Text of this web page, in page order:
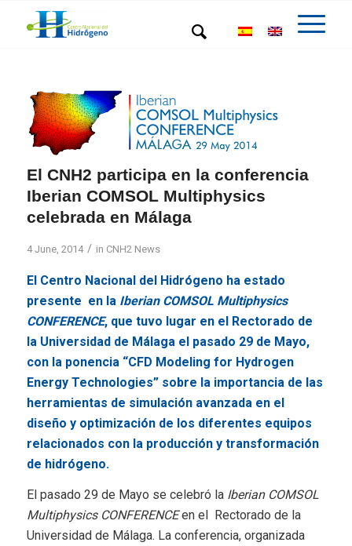
El CNH2 participa en la conferencia
Iberian COMSOL Multiphysics
celebrada en Málaga
4 June, 2014 / in CNH2 News
El Centro Nacional del Hidrógeno ha estado
presente en la Iberian COMSOL Multiphysics
CONFERENCE, que tuvo lugar en el Rectorado de
la Universidad de Málaga el pasado 29 de Mayo,
con la ponencia “CFD Modeling for Hydrogen
Energy Technologies” sobre la importancia de las
herramientas de simulación avanzada en el
diseño y optimización de los diferentes equipos
relacionados con la producción y transformación
de hidrógeno.
El pasado 29 de Mayo se celebró la Iberian COMSOL
Multiphysics CONFERENCEen el Rectorado de la
Universidad de Málaga. La conferencia, organizada